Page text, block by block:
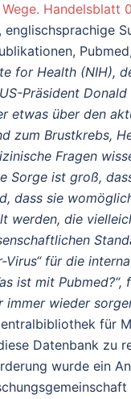
Handelsblatt
Pubmed,
for Health (NIH),
Präsident
etwas über den
zum Brustkrebs,
Fragen
Sorge ist groß,
dass sie
werden, die
Virus“ für die
ist mit Pubmed?“,
immer wieder
für
Datenbank zu
wurde ein